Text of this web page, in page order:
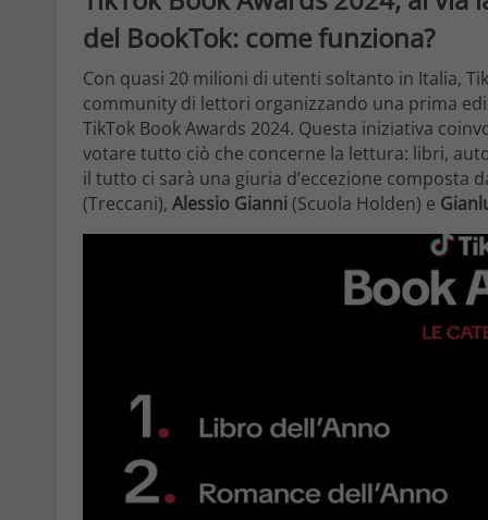
del BookTok: come funziona?
Con quasi 20 milioni di utenti soltanto in Italia,
community di lettori organizzando una prima
TikTok Book Awards 2024. Questa iniziativa
votare tutto ciò che concerne la lettura: libri,
il tutto ci sarà una giuria d’eccezione composta
(Treccani), Alessio Gianni(Scuola Holden) e